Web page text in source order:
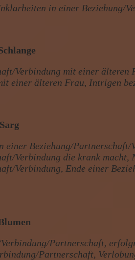
in einer Beziehung/
Verbindung mit einer
einer älteren Frau, Intrigen
einer Beziehung/Partnerschaft/
Verbindung die krank macht,
Verbindung, Ende einer
Partnerschaft,
Partnerschaft,